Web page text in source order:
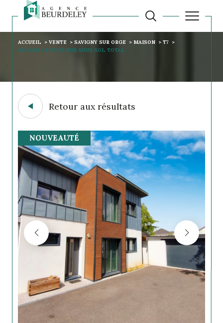
ACCUEIL VENTE SAVIGNY SUR ORGE MAISON
T7
MAISON 7 PIECES SUR SOUS SOL TOTAL
Retour aux résultats
NOUVEAUTÉ